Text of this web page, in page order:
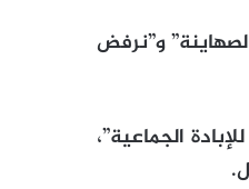
و”نرفض
الجماعية”،